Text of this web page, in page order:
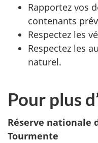
Rapportez vos
contenants
Respectez les
Respectez les
naturel.
Pour plus
Réserve nationale
Tourmente